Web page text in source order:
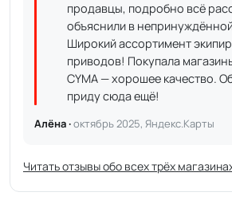
продавцы, подробно всё
объяснили в
Широкий ассортимент
приводов! Покупала
CYMA — хорошее качество.
приду сюда ещё!
Алёна ·октябрь 2025, Яндекс.Карты
Читать отзывы обо всех трёх